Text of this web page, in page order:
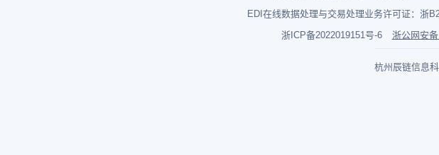
EDI在线数据处理与交易处理业务许可证：浙
浙ICP备2022019151号-6
浙公网安
杭州辰链信息